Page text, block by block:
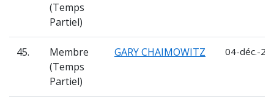
(Temps
Partiel)
45.
Membre
(Temps
Partiel)
GARY CHAIMOWITZ 04-déc.-